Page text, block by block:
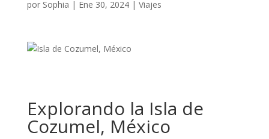
por Sophia | Ene 30, 2024| Viajes
Explorando la Isla de
Cozumel, México